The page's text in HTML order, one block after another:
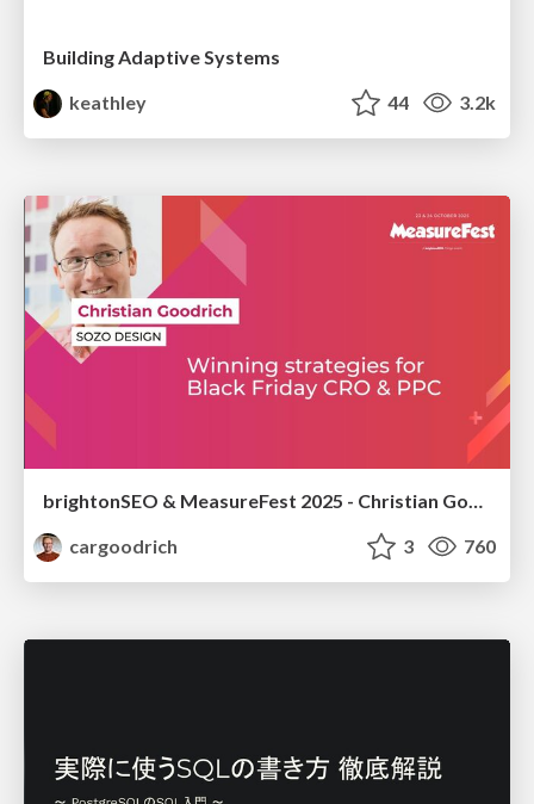
Building Adaptive Systems
keathley
44 3.2k
brightonSEO & MeasureFest 2025 - Christian Goodrich - Winning strategies for Black Friday CRO & PPC
cargoodrich
3 760